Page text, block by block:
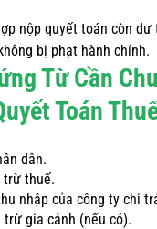
nộp quyết toán còn dư
bị phạt hành chính.
Từ Cần
Toán
dân.
trừ thuế.
nhập của công ty chi
gia cảnh (nếu có).